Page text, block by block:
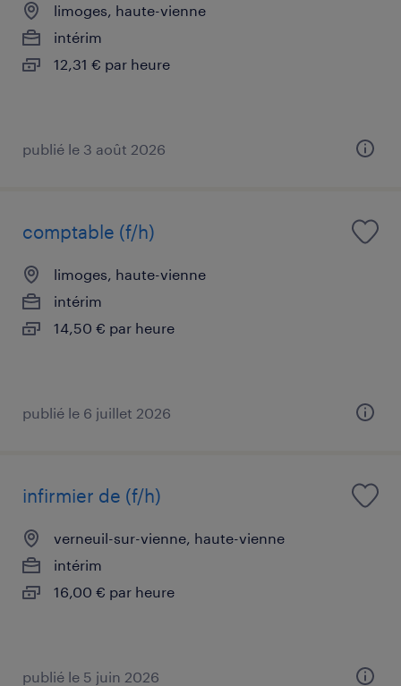
limoges, haute-vienne
intérim
12,31 € par heure
publié le 3 août 2026
comptable (f/h)
limoges, haute-vienne
intérim
14,50 € par heure
publié le 6 juillet 2026
infirmier de (f/h)
verneuil-sur-vienne, haute-vienne
intérim
16,00 € par heure
publié le 5 juin 2026